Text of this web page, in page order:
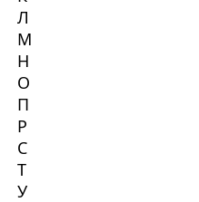
Л
М
Н
О
П
Р
С
Т
У